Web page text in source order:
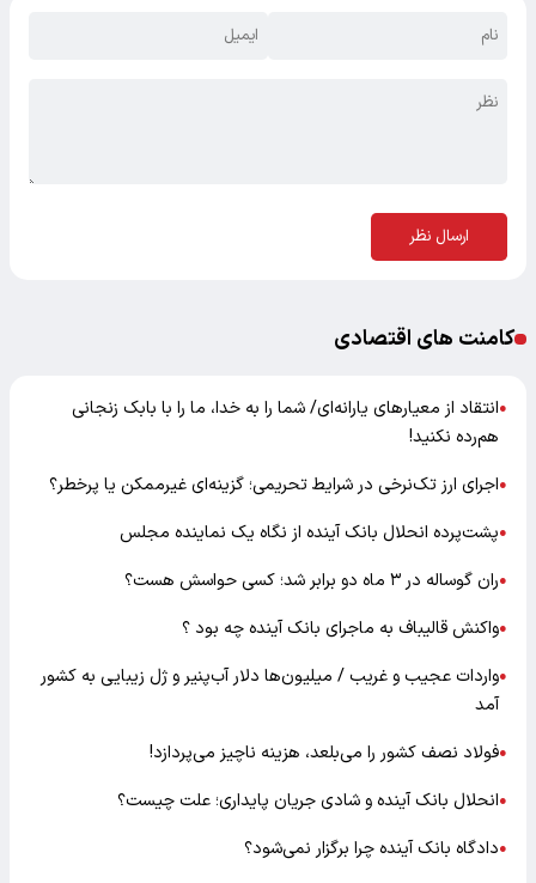
ارسال نظر
کامنت های اقتصادی
●انتقاد از معیارهای یارانه‌ای/ شما را به خدا، ما را با بابک زنجانی
هم‌رده نکنید!
●اجرای ارز تک‌نرخی در شرایط تحریمی؛ گزینه‌ای غیرممکن یا پرخطر؟
●پشت‌پرده انحلال بانک آینده از نگاه یک نماینده مجلس
●ران گوساله در ۳ ماه دو برابر شد؛ کسی حواسش هست؟
●واکنش قالیباف به ماجرای بانک آینده چه بود ؟
●واردات عجیب و غریب / میلیون‌ها دلار آب‌پنیر و ژل زیبایی به کشور
آمد
●فولاد نصف کشور را می‌بلعد، هزینه ناچیز می‌پردازد!
●انحلال بانک آینده و شادی جریان پایداری؛ علت چیست؟
●دادگاه بانک آینده چرا برگزار نمی‌شود؟